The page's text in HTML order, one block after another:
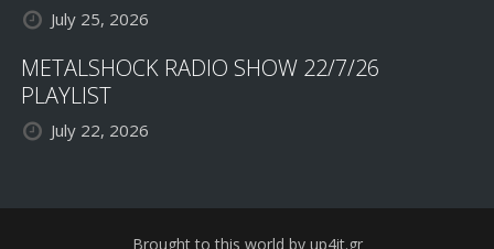
July 25, 2026
METALSHOCK RADIO SHOW 22/7/26
PLAYLIST
July 22, 2026
Brought to this world by up4it.gr